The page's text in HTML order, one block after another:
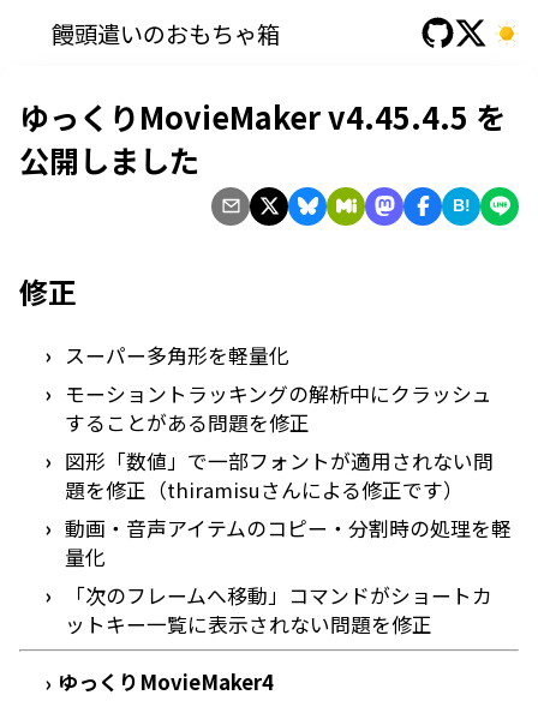
饅頭遣いのおもちゃ箱
ゆっくりMovieMaker v4.45.4.5 を
公開しました
B!
修正
スーパー多角形を軽量化
モーショントラッキングの解析中にクラッシュ
することがある問題を修正
図形「数値」で一部フォントが適用されない問
題を修正（thiramisuさんによる修正です）
動画・音声アイテムのコピー・分割時の処理を軽
量化
「次のフレームへ移動」コマンドがショートカ
ットキー一覧に表示されない問題を修正
› ゆっくりMovieMaker4